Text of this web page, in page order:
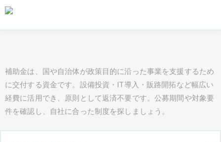
補助金は、国や自治体が政策目的に沿った事業を支援するため
に交付する資金です。設備投資・IT導入・販路開拓など幅広い
経費に活用でき、原則として返済不要です。公募期間や対象要
件を確認し、自社に合った制度を探しましょう。